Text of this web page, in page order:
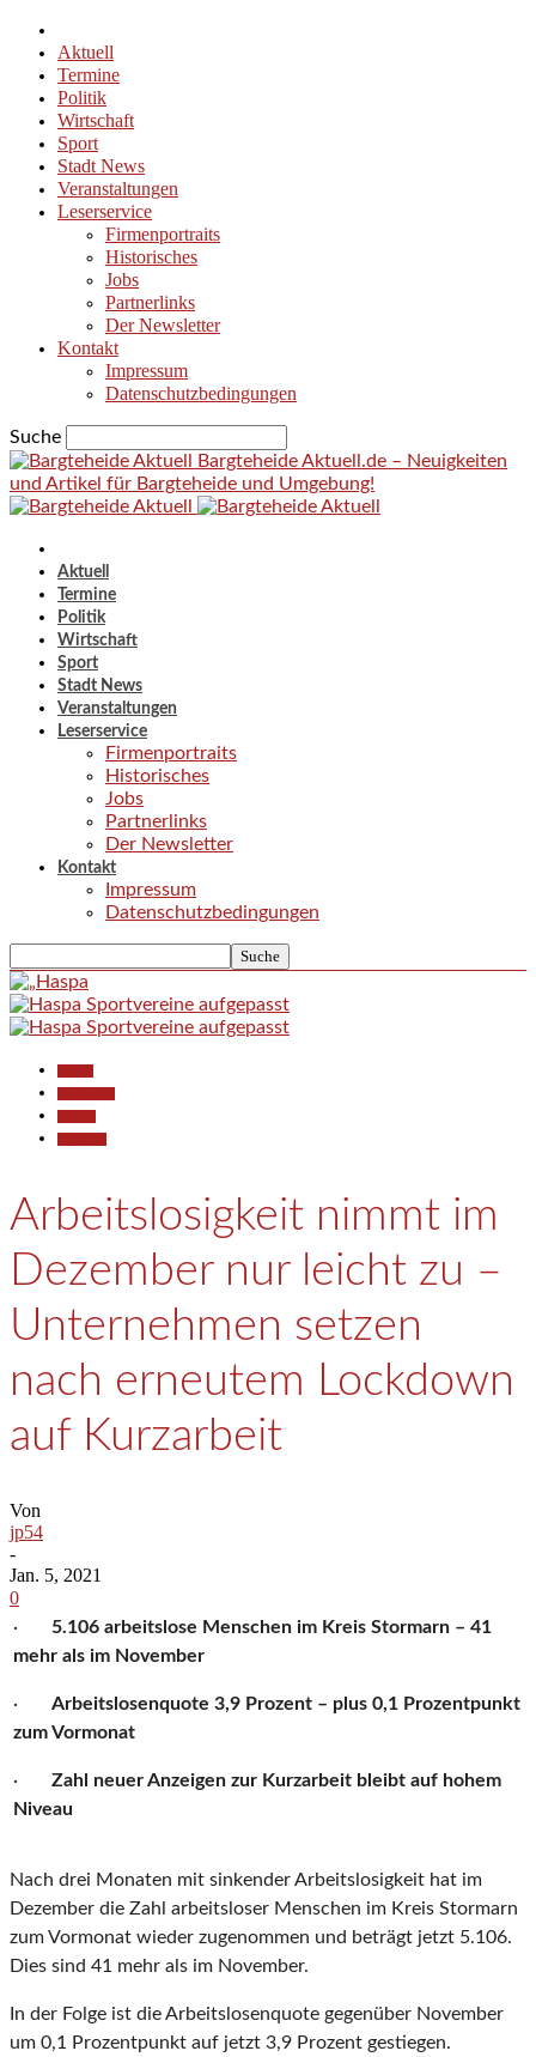
Aktuell
Termine
Politik
Wirtschaft
Sport
Stadt News
Veranstaltungen
Leserservice
Firmenportraits
Historisches
Jobs
Partnerlinks
Der Newsletter
Kontakt
Impressum
Datenschutzbedingungen
Suche
Bargteheide Aktuell.de – Neuigkeiten
und Artikel für Bargteheide und Umgebung!
Aktuell
Termine
Politik
Wirtschaft
Sport
Stadt News
Veranstaltungen
Leserservice
Firmenportraits
Historisches
Jobs
Partnerlinks
Der Newsletter
Kontakt
Impressum
Datenschutzbedingungen
Arbeitslosigkeit nimmt im
Dezember nur leicht zu –
Unternehmen setzen
nach erneutem Lockdown
auf Kurzarbeit
Von
jp54
-
Jan. 5, 2021
0
· 5.106 arbeitslose Menschen im Kreis Stormarn – 41
mehr als im November
· Arbeitslosenquote 3,9 Prozent – plus 0,1 Prozentpunkt
zum Vormonat
· Zahl neuer Anzeigen zur Kurzarbeit bleibt auf hohem
Niveau
Nach drei Monaten mit sinkender Arbeitslosigkeit hat im
Dezember die Zahl arbeitsloser Menschen im Kreis Stormarn
zum Vormonat wieder zugenommen und beträgt jetzt 5.106.
Dies sind 41 mehr als im November.
In der Folge ist die Arbeitslosenquote gegenüber November
um 0,1 Prozentpunkt auf jetzt 3,9 Prozent gestiegen.